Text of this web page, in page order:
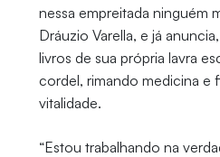
nessa empreitada ninguém
Dráuzio Varella, e já
livros de sua própria lavra
cordel, rimando medicina e
vitalidade.
“Estou trabalhando na